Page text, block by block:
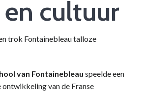
en cultuur
trok Fontainebleau talloze
van Fontainebleau speelde een
van de Franse